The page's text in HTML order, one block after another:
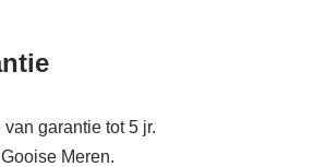
garantie tot 5 jr.
Meren.